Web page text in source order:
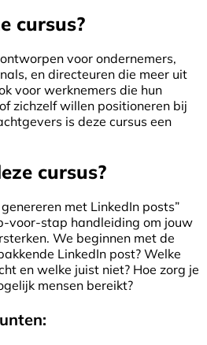
cursus?
voor ondernemers,
en directeuren die meer uit
voor werknemers die hun
zichzelf willen positioneren bij
is deze cursus een
cursus?
met LinkedIn posts”
voor-stap handleiding om jouw
We beginnen met de
LinkedIn post? Welke
en welke juist niet? Hoe zorg je
mensen bereikt?